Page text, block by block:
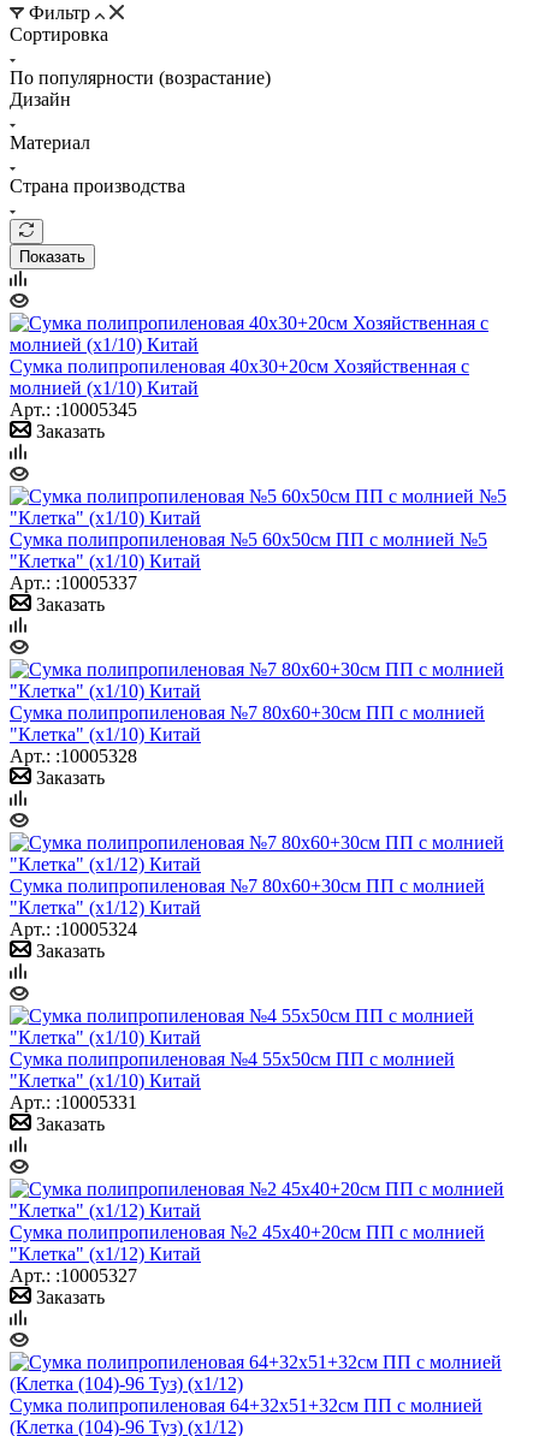
Фильтр
Сортировка
По популярности (возрастание)
Дизайн
Материал
Страна производства
Показать
Сумка полипропиленовая 40х30+20см Хозяйственная с
молнией (х1/10) Китай
Арт.: :10005345
Заказать
Сумка полипропиленовая №5 60х50см ПП с молнией №5
"Клетка" (х1/10) Китай
Арт.: :10005337
Заказать
Сумка полипропиленовая №7 80х60+30см ПП с молнией
"Клетка" (х1/10) Китай
Арт.: :10005328
Заказать
Сумка полипропиленовая №7 80х60+30см ПП с молнией
"Клетка" (х1/12) Китай
Арт.: :10005324
Заказать
Сумка полипропиленовая №4 55х50см ПП с молнией
"Клетка" (х1/10) Китай
Арт.: :10005331
Заказать
Сумка полипропиленовая №2 45х40+20см ПП с молнией
"Клетка" (х1/12) Китай
Арт.: :10005327
Заказать
Сумка полипропиленовая 64+32х51+32см ПП с молнией
(Клетка (104)-96 Туз) (х1/12)